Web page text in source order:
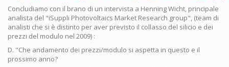
Concludiamo con il brano di un intervista a Henning Wicht, principale
analista del "iSuppli Photovoltaics Market Research group", (team di
analisti che si è distinto per aver previsto il collasso del silicio e dei
prezzi del modulo nel 2009) :
D. "Che andamento dei prezzi/modulo si aspetta in questo e il
prossimo anno?